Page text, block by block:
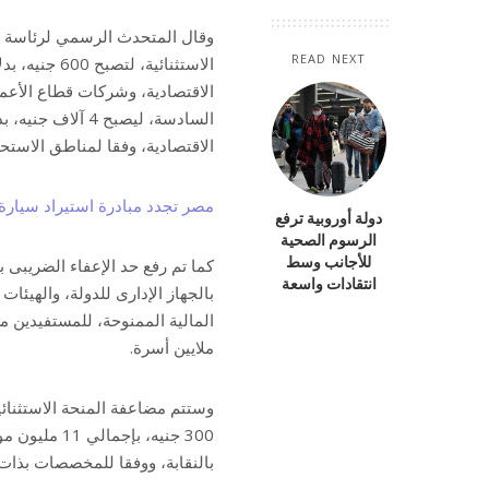
READ NEXT
دولة أوروبية ترفع
الرسوم الصحية
للأجانب وسط
انتقادات واسعة
وقال المتحدث الرسمي لرئاسة
الاقتصادية، وشركات قطاع
الاقتصادية، وفقا لمناطق
مصر تجدد مبادرة استيراد
بالجهاز الإدارى للدولة،
ملايين أسرة.
300 جنيه،
بالنقابة، ووفقا للمخصصات